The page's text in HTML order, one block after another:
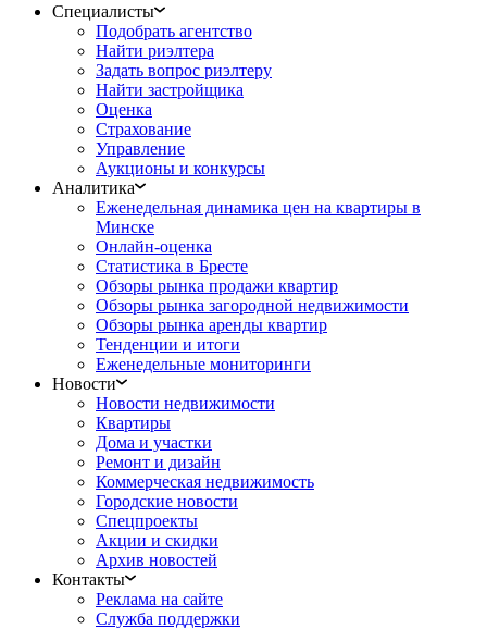
Специалисты
Подобрать агентство
Найти риэлтера
Задать вопрос риэлтеру
Найти застройщика
Оценка
Страхование
Управление
Аукционы и конкурсы
Аналитика
Еженедельная динамика цен на квартиры в
Минске
Онлайн-оценка
Статистика в Бресте
Обзоры рынка продажи квартир
Обзоры рынка загородной недвижимости
Обзоры рынка аренды квартир
Тенденции и итоги
Еженедельные мониторинги
Новости
Новости недвижимости
Квартиры
Дома и участки
Ремонт и дизайн
Коммерческая недвижимость
Городские новости
Спецпроекты
Акции и скидки
Архив новостей
Контакты
Реклама на сайте
Служба поддержки